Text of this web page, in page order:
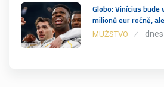
Globo: Vinícius
milionů eur ročně,
MUŽSTVO